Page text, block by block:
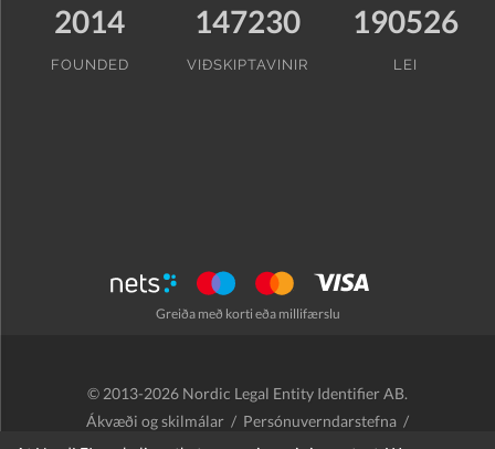
2014
FOUNDED
147230
VIÐSKIPTAVINIR
190526
LEI
Greiða með korti eða millifærslu
© 2013-2026 Nordic Legal Entity Identifier AB.
Ákvæði og skilmálar / Persónuverndarstefna /